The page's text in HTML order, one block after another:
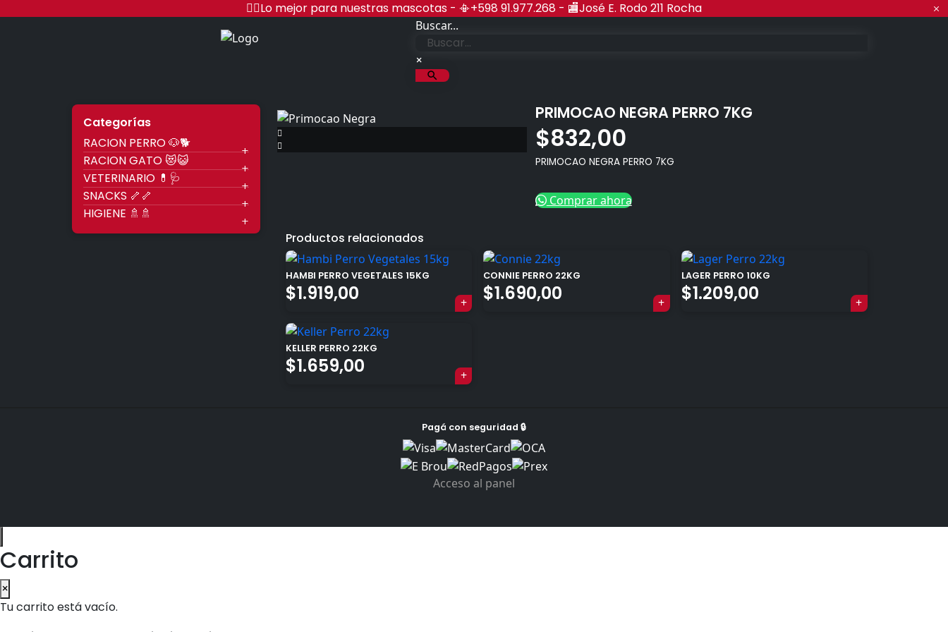
🐱‍🏍Lo mejor para nuestras mascotas - 📳+598 91.977.268 - 🏬José E. Rodo 211 Rocha
Raciones Rocha
Buscar...
×
Categorías
RACION PERRO 🐶🐕
RACION GATO 😻😺
VETERINARIO 💊🩺
SNACKS 🦴🦴
HIGIENE 🚿🚿
PRIMOCAO NEGRA PERRO 7KG
$832,00
PRIMOCAO NEGRA PERRO 7KG
Comprar ahora
Productos relacionados
HAMBI PERRO VEGETALES 15KG
$1.919,00
CONNIE PERRO 22KG
$1.690,00
LAGER PERRO 10KG
$1.209,00
KELLER PERRO 22KG
$1.659,00
Pagá con seguridad 🔒
Acceso al panel
Carrito
×
Tu carrito está vacío.